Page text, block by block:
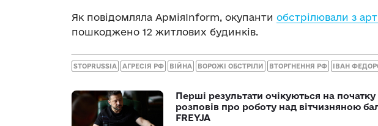
Як повідомляла АрміяInform, окупанти обстрілювали з
пошкоджено 12 житлових будинків.
STOPRUSSIA АГРЕСІЯ РФ ВІЙНА ВОРОЖІ ОБСТРІЛИ ВТОРГНЕННЯ РФ ІВАН
Перші результати очікуються на
розповів про роботу над вітчизняною
FREYJA